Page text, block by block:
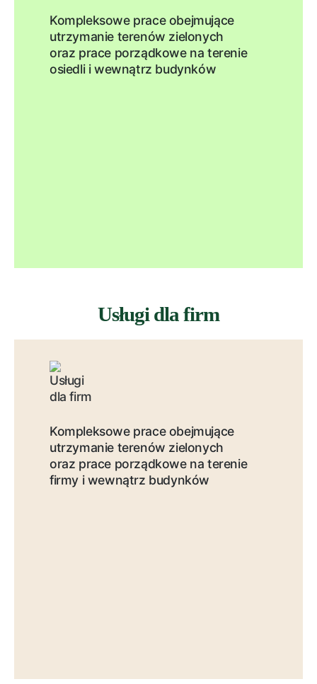
Kompleksowe prace obejmujące
utrzymanie terenów zielonych
oraz prace porządkowe na terenie
osiedli i wewnątrz budynków
Usługi dla firm
Kompleksowe prace obejmujące
utrzymanie terenów zielonych
oraz prace porządkowe na terenie
firmy i wewnątrz budynków